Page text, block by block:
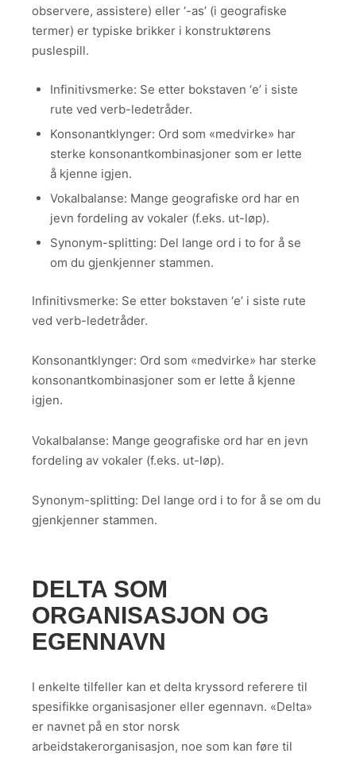
observere, assistere) eller ‘-as’ (i geografiske
termer) er typiske brikker i konstruktørens
puslespill.
Infinitivsmerke: Se etter bokstaven ‘e’ i siste
rute ved verb-ledetråder.
Konsonantklynger: Ord som «medvirke» har
sterke konsonantkombinasjoner som er lette
å kjenne igjen.
Vokalbalanse: Mange geografiske ord har en
jevn fordeling av vokaler (f.eks. ut-løp).
Synonym-splitting: Del lange ord i to for å se
om du gjenkjenner stammen.
Infinitivsmerke: Se etter bokstaven ‘e’ i siste rute
ved verb-ledetråder.
Konsonantklynger: Ord som «medvirke» har sterke
konsonantkombinasjoner som er lette å kjenne
igjen.
Vokalbalanse: Mange geografiske ord har en jevn
fordeling av vokaler (f.eks. ut-løp).
Synonym-splitting: Del lange ord i to for å se om du
gjenkjenner stammen.
DELTA SOM
ORGANISASJON OG
EGENNAVN
I enkelte tilfeller kan et delta kryssord referere til
spesifikke organisasjoner eller egennavn. «Delta»
er navnet på en stor norsk
arbeidstakerorganisasjon, noe som kan føre til